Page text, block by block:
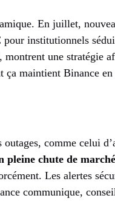
En juillet,
institutionnels
une stratégie
ça maintient Binance
comme celui
pleine chute de marché
Les alertes
communique,